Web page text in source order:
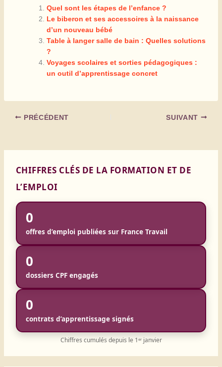
Quel sont les étapes de l’enfance ?
Le biberon et ses accessoires à la naissance
d’un nouveau bébé
Table à langer salle de bain : Quelles solutions
?
Voyages scolaires et sorties pédagogiques :
un outil d’apprentissage concret
PRÉCÉDENT SUIVANT
CHIFFRES CLÉS DE LA FORMATION ET DE
L’EMPLOI
0
offres d’emploi publiées sur France Travail
0
dossiers CPF engagés
0
contrats d’apprentissage signés
Chiffres cumulés depuis le 1ᵉʳ janvier